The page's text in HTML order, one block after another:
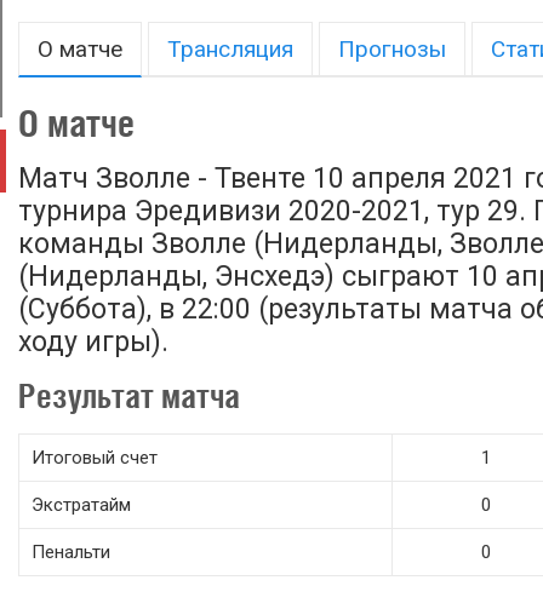
О матче Трансляция Прогнозы
О матче
Матч Зволле - Твенте 10 апреля 2021
турнира Эредивизи 2020-2021, тур
команды Зволле (Нидерланды,
(Нидерланды, Энсхедэ) сыграют 10
(Суббота), в 22:00 (результаты матча
ходу игры).
Результат матча
Итоговый счет 1
Экстратайм 0
Пенальти 0